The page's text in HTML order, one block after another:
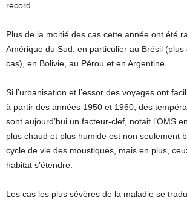
record.
Plus de la moitié des cas cette année ont été
Amérique du Sud, en particulier au Brésil (plus
cas), en Bolivie, au Pérou et en Argentine.
Si l’urbanisation et l’essor des voyages ont
à partir des années 1950 et 1960, des
sont aujourd’hui un facteur-clef, notait l’OMS
plus chaud et plus humide est non seulement
cycle de vie des moustiques, mais en plus,
habitat s’étendre.
Les cas les plus sévères de la maladie se